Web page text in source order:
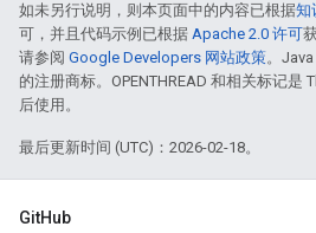
如未另行说明，则本页面中的内容已根据知
可，并且代码示例已根据 Apache 2.0 许可
请参阅 Google Developers 网站政策。
的注册商标。OPENTHREAD 和相关标记是
后使用。
最后更新时间 (UTC)：2026-02-18。
GitHub